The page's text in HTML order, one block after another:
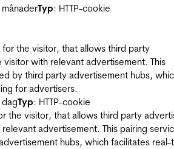
Typ: HTTP-cookie
for the visitor, that allows third party
with relevant advertisement. This
by third party advertisement hubs,
for advertisers.
Typ: HTTP-cookie
the visitor, that allows third party
advertisement. This pairing
hubs, which facilitates real-